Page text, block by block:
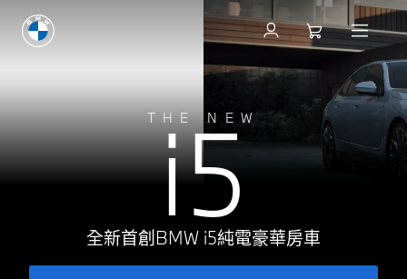
THE NEW
i5
全新首創BMW i5純電豪華房車